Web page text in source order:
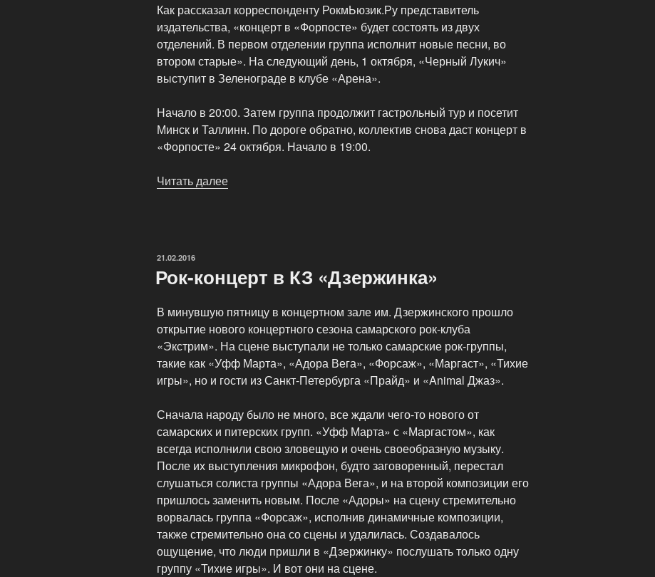
Как рассказал корреспонденту РокмЬюзик.Ру представитель
издательства, «концерт в «Форпосте» будет состоять из двух
отделений. В первом отделении группа исполнит новые песни, во
втором старые». На следующий день, 1 октября, «Черный Лукич»
выступит в Зеленограде в клубе «Арена».
Начало в 20:00. Затем группа продолжит гастрольный тур и посетит
Минск и Таллинн. По дороге обратно, коллектив снова даст концерт в
«Форпосте» 24 октября. Начало в 19:00.
Читать далее
ОПУБЛИКОВАНО
21.02.2016
Рок-концерт в КЗ «Дзержинка»
В минувшую пятницу в концертном зале им. Дзержинского прошло
открытие нового концертного сезона самарского рок-клуба
«Экстрим». На сцене выступали не только самарские рок-группы,
такие как «Уфф Марта», «Адора Вега», «Форсаж», «Маргаст», «Тихие
игры», но и гости из Санкт-Петербурга «Прайд» и «Animal Джаз».
Сначала народу было не много, все ждали чего-то нового от
самарских и питерских групп. «Уфф Марта» с «Маргастом», как
всегда исполнили свою зловещую и очень своеобразную музыку.
После их выступления микрофон, будто заговоренный, перестал
слушаться солиста группы «Адора Вега», и на второй композиции его
пришлось заменить новым. После «Адоры» на сцену стремительно
ворвалась группа «Форсаж», исполнив динамичные композиции,
также стремительно она со сцены и удалилась. Создавалось
ощущение, что люди пришли в «Дзержинку» послушать только одну
группу «Тихие игры». И вот они на сцене.